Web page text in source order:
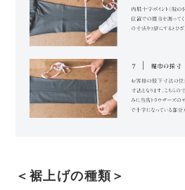
＜裾上げの種類＞